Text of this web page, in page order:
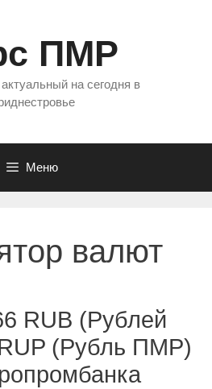
ПМР
на сегодня в
Меню
валют
RUB (Рублей
(Рубль ПМР)